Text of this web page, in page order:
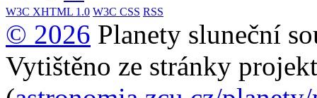
W3C XHTML 1.0 W3C CSS RSS
© 2026 Planety sluneční
Vytištěno ze stránky